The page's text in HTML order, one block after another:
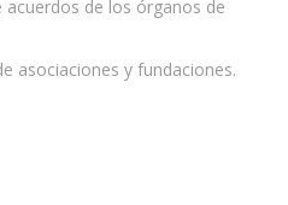
de los órganos de
asociaciones y fundaciones.